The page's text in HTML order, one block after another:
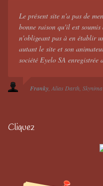
Le présent site n'a pas de
bonne raison qu'il est
n'obligeant pas à en établir
autant le site et son
société Eyelo SA enregistrée
Franky Alias Darth
Cliquez